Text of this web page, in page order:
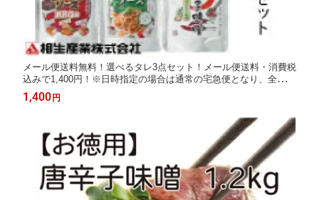
メール便送料無料！選べるタレ3点セット！メール便送料・消費税
込みで1,400円！※日時指定の場合は通常の宅急便となり、全国一
律500円頂きます。また、代引きの場合は送料＋代引き手数料が
掛かります
1,400 円